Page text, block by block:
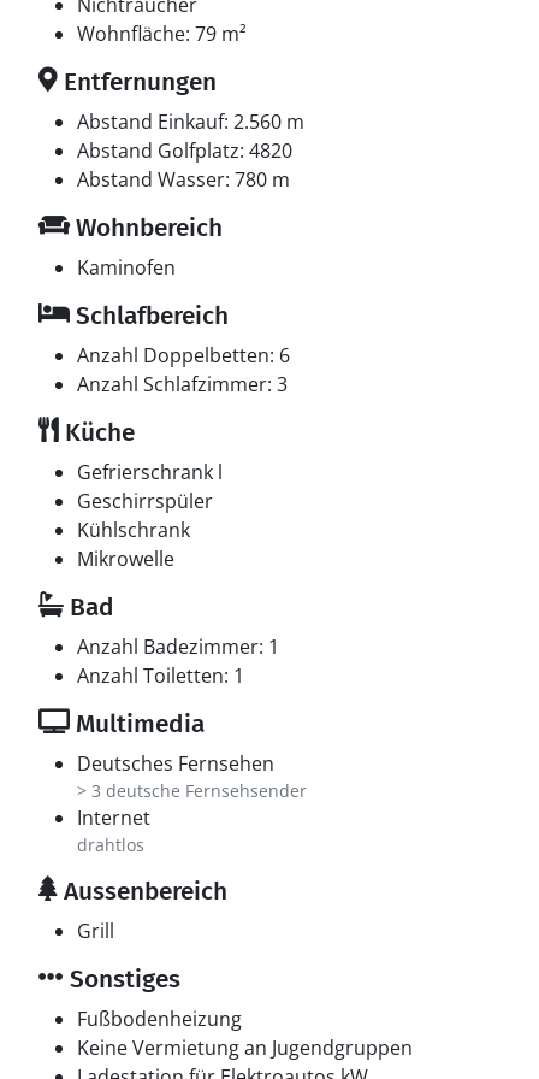
Schlafverhältnisse
Die Schlafplätze verteilen sich auf 3 Schlafräume. 6
Schlafplätze in Doppelbetten.
Multimedien
Mindestens 4 dänische Fernsehsender. Mindestens 4
schwedische Fernsehsender. Mindestens 4
Fernsehsender. Mindestens 4 englische
Fernsehsender. Es steht kabellose Internetverbindung
zur Verfügung.
Whirlpool
Entspannen Sie sich im Innen-Durchlauf-Whirlpool für
1 Person.
Wohnfläche: 79 m²
Entfernungen
Abstand Einkauf: 2.560 m
Abstand Golfplatz: 4820
Abstand Wasser: 780 m
Wohnbereich
Kaminofen
Schlafbereich
Anzahl Doppelbetten: 6
Anzahl Schlafzimmer: 3
Küche
Gefrierschrank l
Geschirrspüler
Kühlschrank
Mikrowelle
Bad
Anzahl Badezimmer: 1
Anzahl Toiletten: 1
Multimedia
Deutsches Fernsehen
> 3 deutsche Fernsehsender
Internet
drahtlos
Aussenbereich
Grill
Sonstiges
Fußbodenheizung
Keine Vermietung an Jugendgruppen